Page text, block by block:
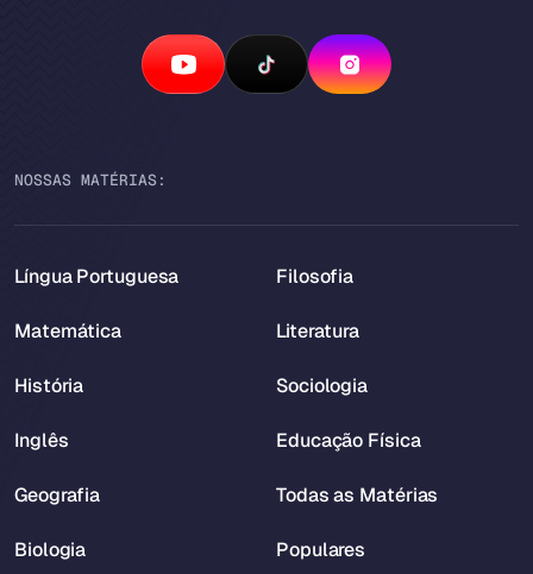
NOSSAS MATÉRIAS:
Língua Portuguesa
Matemática
História
Inglês
Geografia
Biologia
Filosofia
Literatura
Sociologia
Educação Física
Todas as Matérias
Populares